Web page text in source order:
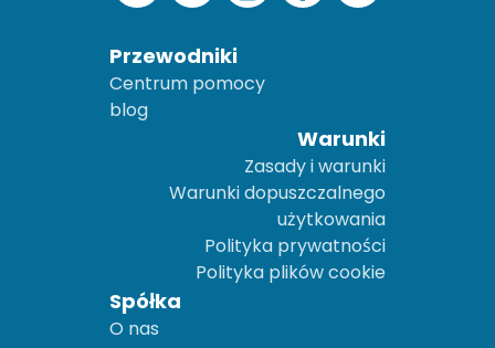
Przewodniki
Centrum pomocy
blog
Warunki
Zasady i warunki
Warunki dopuszczalnego
użytkowania
Polityka prywatności
Polityka plików cookie
Spółka
O nas